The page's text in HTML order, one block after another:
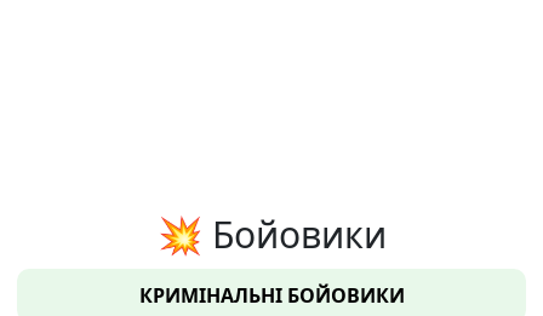
💥 Бойовики
КРИМІНАЛЬНІ БОЙОВИКИ